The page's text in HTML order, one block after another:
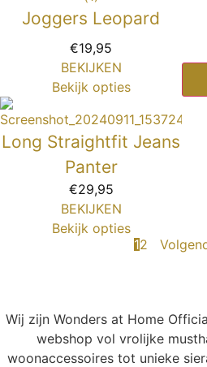
Joggers Leopard
€19,95
BEKIJKEN
Bekijk opties
Long Straightfit Jeans
Panter
€29,95
BEKIJKEN
Bekijk opties
12
Wij zijn Wonders at Home
webshop vol vrolijke
woonaccessoires tot unieke